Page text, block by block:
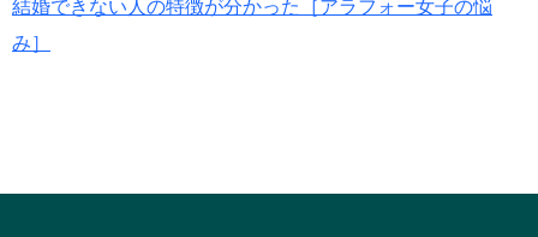
結婚できない人の特徴が分かった［アラフォー女子の悩
み］